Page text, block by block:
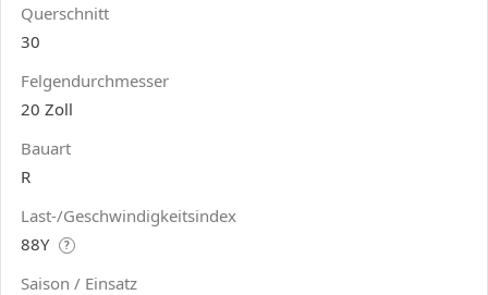
Querschnitt
30
Felgendurchmesser
20 Zoll
Bauart
R
Last-/Geschwindigkeitsindex
88Y
?
Saison / Einsatz